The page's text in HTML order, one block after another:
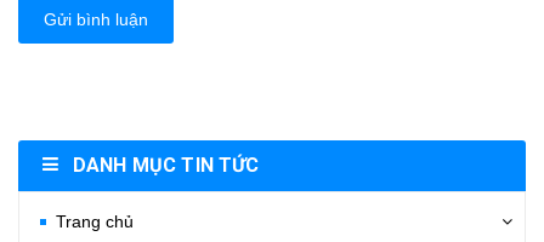
Gửi bình luận
DANH MỤC TIN TỨC
Trang chủ